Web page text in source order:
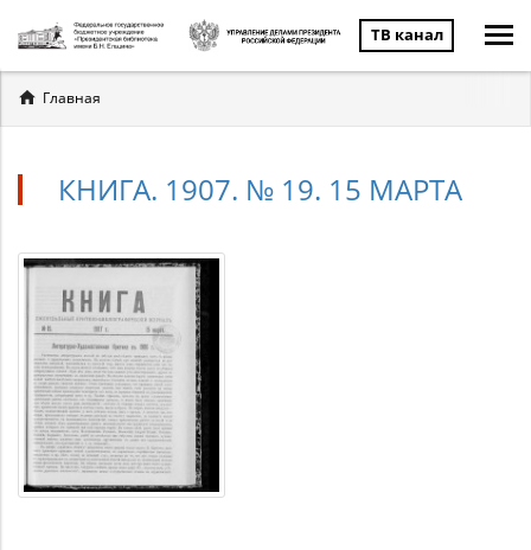
ТВ канал
Вы
здесь
Главная
КНИГА. 1907. № 19. 15 МАРТА